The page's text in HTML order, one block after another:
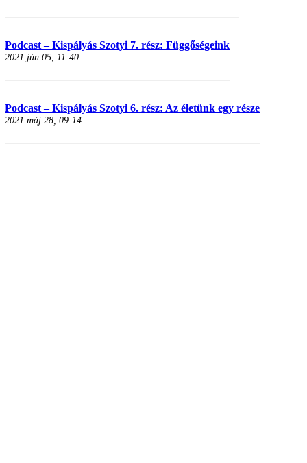
Podcast – Kispályás Szotyi 7. rész: Függőségeink
2021 jún 05, 11:40
Podcast – Kispályás Szotyi 6. rész: Az életünk egy része
2021 máj 28, 09:14